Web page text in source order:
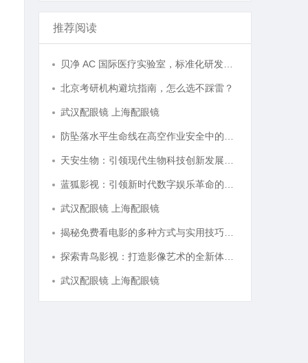
推荐阅读
北京考研机构避坑指南，怎么选不踩雷？
武汉配眼镜 上海配眼镜
武汉配眼镜 上海配眼镜
武汉配眼镜 上海配眼镜